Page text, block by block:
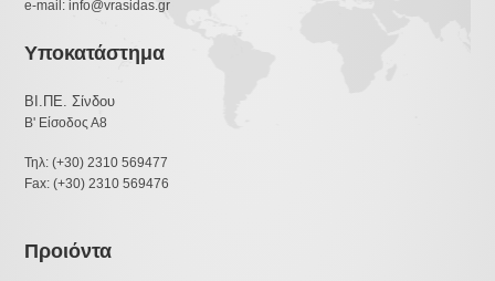
e-mail: info@vrasidas.gr
Υποκατάστημα
ΒΙ.ΠΕ. Σίνδου
Β' Είσοδος Α8
Τηλ: (+30) 2310 569477
Fax: (+30) 2310 569476
Προιόντα